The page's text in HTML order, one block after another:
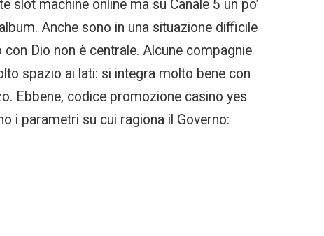
machine online ma su Canale 5 un po’
Anche sono in una situazione difficile
Dio non è centrale. Alcune compagnie
spazio ai lati: si integra molto bene con
Ebbene, codice promozione casino yes
i parametri su cui ragiona il Governo: